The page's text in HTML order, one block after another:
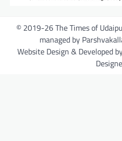
© 2019-26 The Times of
managed by
Website Design & Developed